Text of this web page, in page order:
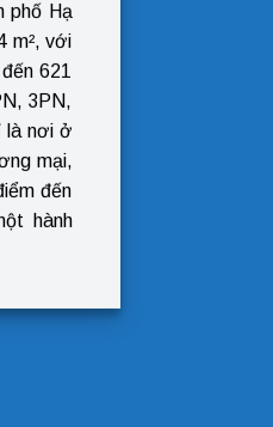
phố Hạ
m², với
621
3PN,
là nơi ở
mại,
đến
hành